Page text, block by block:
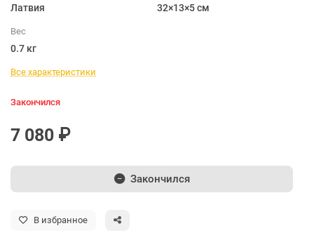
Латвия 32×13×5 см
Вес
0.7 кг
Все характеристики
Закончился
7 080 ₽
Закончился
В избранное